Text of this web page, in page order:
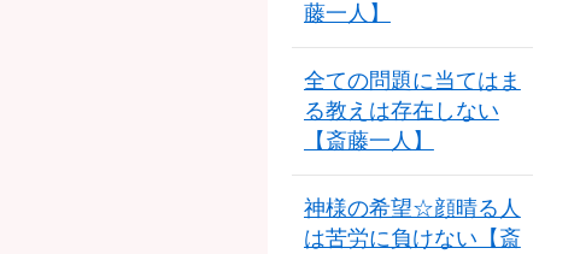
藤一人】
全ての問題に当てはま
る教えは存在しない
【斎藤一人】
神様の希望☆顔晴る人
は苦労に負けない【斎